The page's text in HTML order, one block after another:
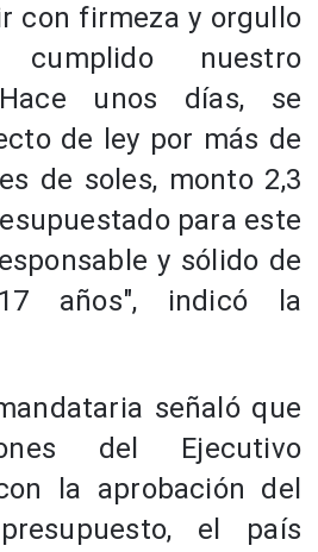
con firmeza y orgullo
nuestro
unos días, se
de ley por más de
de soles, monto 2,3
para este
y sólido de
años", indicó la
señaló que
del Ejecutivo
la aprobación del
el país